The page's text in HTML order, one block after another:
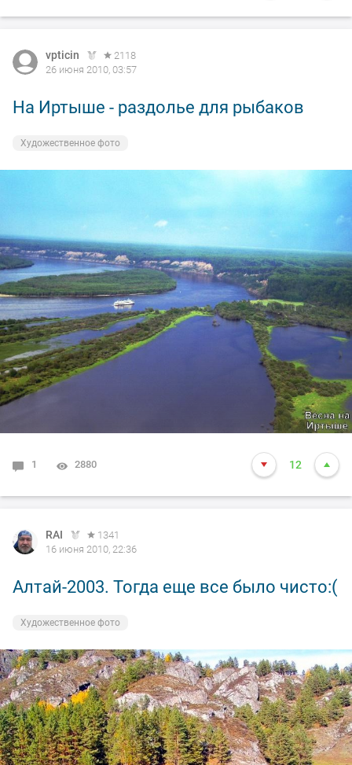
vpticin
2118
26 июня 2010, 03:57
На Иртыше - раздолье для рыбаков
Художественное фото
1 2880 12
RAI
1341
16 июня 2010, 22:36
Алтай-2003. Тогда еще все было чисто:(
Художественное фото